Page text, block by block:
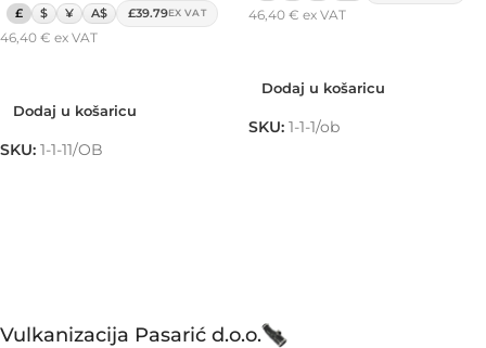
£ $ ¥ A$ £39.79EX VAT
46,40 € ex VAT
Dodaj u košaricu
SKU: 1-1-11/OB
46,40 € ex VAT
Dodaj u košaricu
SKU: 1-1-1/ob
Vulkanizacija Pasarić d.o.o.